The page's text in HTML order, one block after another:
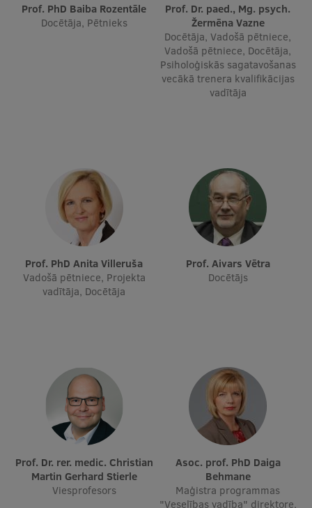
Prof. PhD Baiba Rozentāle
Docētāja, Pētnieks
Prof. Dr. paed., Mg. psych.
Žermēna Vazne
Docētāja, Vadošā pētniece,
Vadošā pētniece, Docētāja,
Psiholoģiskās sagatavošanas
vecākā trenera kvalifikācijas
vadītāja
Prof. PhD Anita Villeruša
Vadošā pētniece, Projekta
vadītāja, Docētāja
Prof. Aivars Vētra
Docētājs
Prof. Dr. rer. medic. Christian
Martin Gerhard Stierle
Viesprofesors
Asoc. prof. PhD Daiga
Behmane
Maģistra programmas
"Veselības vadība" direktore,